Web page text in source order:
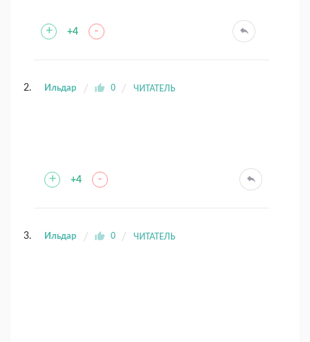
+ +4 -
Ильдар 0 ЧИТАТЕЛЬ
+ +4 -
Ильдар 0 ЧИТАТЕЛЬ